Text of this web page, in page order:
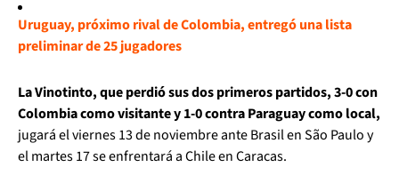
Uruguay, próximo rival de Colombia, entregó una lista
preliminar de 25 jugadores
La Vinotinto, que perdió sus dos primeros partidos, 3-0 con
Colombia como visitante y 1-0 contra Paraguay como local,
jugará el viernes 13 de noviembre ante Brasil en São Paulo y
el martes 17 se enfrentará a Chile en Caracas.